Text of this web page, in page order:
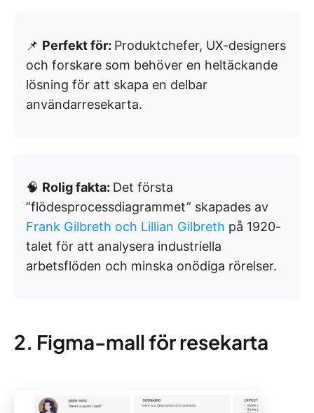
📌 Perfekt för: Produktchefer, UX-designers
och forskare som behöver en heltäckande
lösning för att skapa en delbar
användarresekarta.
🧠 Rolig fakta: Det första
”flödesprocessdiagrammet” skapades av
Frank Gilbreth och Lillian Gilbreth på 1920-
talet för att analysera industriella
arbetsflöden och minska onödiga rörelser.
2. Figma-mall för resekarta